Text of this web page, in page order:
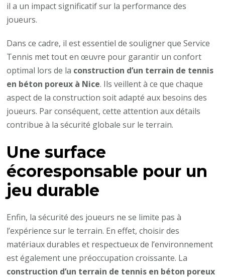
il a un impact significatif sur la performance des
joueurs.
Dans ce cadre, il est essentiel de souligner que Service
Tennis met tout en œuvre pour garantir un confort
optimal lors de la construction d’un terrain de tennis
en béton poreux à Nice. Ils veillent à ce que chaque
aspect de la construction soit adapté aux besoins des
joueurs. Par conséquent, cette attention aux détails
contribue à la sécurité globale sur le terrain.
Une surface
écoresponsable pour un
jeu durable
Enfin, la sécurité des joueurs ne se limite pas à
l’expérience sur le terrain. En effet, choisir des
matériaux durables et respectueux de l’environnement
est également une préoccupation croissante. La
construction d’un terrain de tennis en béton poreux